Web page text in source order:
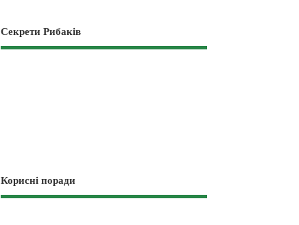
Секрети Рибаків
Корисні поради